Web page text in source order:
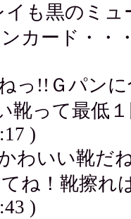
イも黒のミ
カード・・
っ!!Ｇパン
靴って最低
)
わいい靴だ
ね！靴擦れ
)